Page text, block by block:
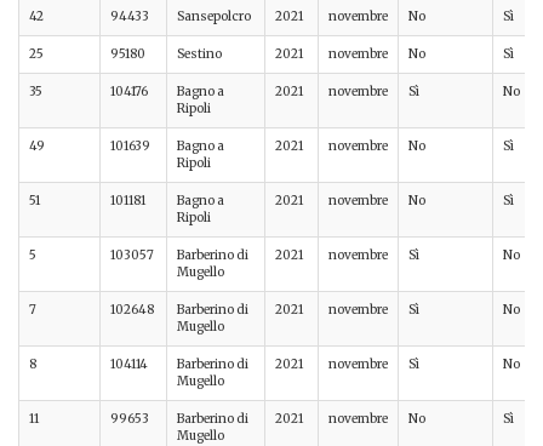
42 94433 Sansepolcro 2021 novembre No Sì
25 95180 Sestino 2021 novembre No Sì
35 104176
Bagno a
Ripoli
2021 novembre Sì No
49 101639
Bagno a
Ripoli
2021 novembre No Sì
51 101181
Bagno a
Ripoli
2021 novembre No Sì
5 103057
Barberino di
Mugello
2021 novembre Sì No
7 102648
Barberino di
Mugello
2021 novembre Sì No
8 104114
Barberino di
Mugello
2021 novembre Sì No
11 99653
Barberino di
Mugello
2021 novembre No Sì